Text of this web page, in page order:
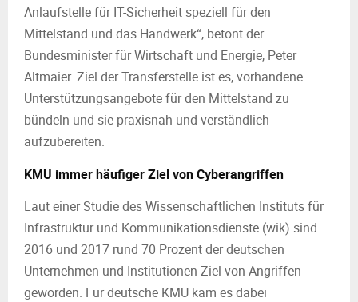
Anlaufstelle für IT-Sicherheit speziell für den
Mittelstand und das Handwerk“, betont der
Bundesminister für Wirtschaft und Energie, Peter
Altmaier. Ziel der Transferstelle ist es, vorhandene
Unterstützungsangebote für den Mittelstand zu
bündeln und sie praxisnah und verständlich
aufzubereiten.
KMU immer häufiger Ziel von Cyberangriffen
Laut einer Studie des Wissenschaftlichen Instituts für
Infrastruktur und Kommunikationsdienste (wik) sind
2016 und 2017 rund 70 Prozent der deutschen
Unternehmen und Institutionen Ziel von Angriffen
geworden. Für deutsche KMU kam es dabei